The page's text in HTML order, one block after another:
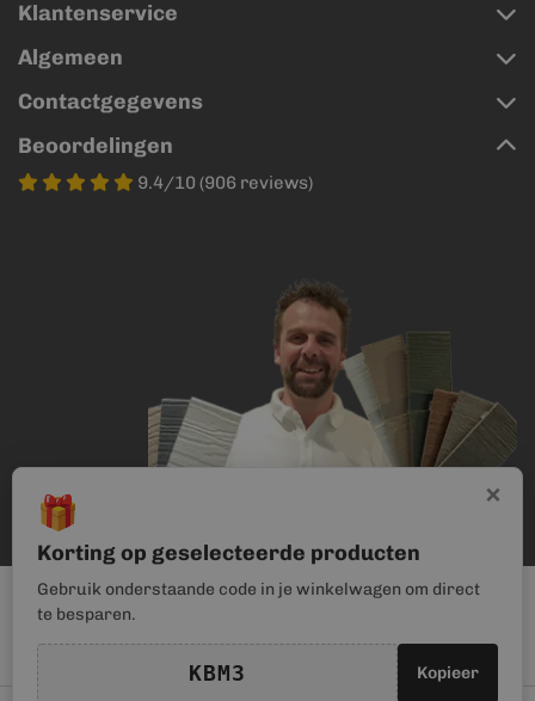
Klantenservice
Algemeen
Contactgegevens
Beoordelingen
9.4/10 (906 reviews)
×
🎁
Korting op geselecteerde producten
Gebruik onderstaande code in je winkelwagen om direct
te besparen.
KBM3 Kopieer